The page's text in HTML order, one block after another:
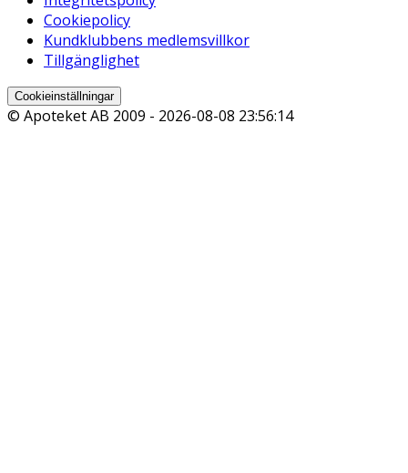
Cookiepolicy
Kundklubbens medlemsvillkor
Tillgänglighet
Cookieinställningar
© Apoteket AB 2009 - 2026-08-08 23:56:14